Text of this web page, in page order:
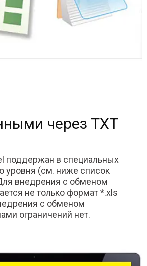
через TXT
поддержан в специальных
уровня (см. ниже список
внедрения с обменом
не только формат *.xls
с обменом
ограничений нет.